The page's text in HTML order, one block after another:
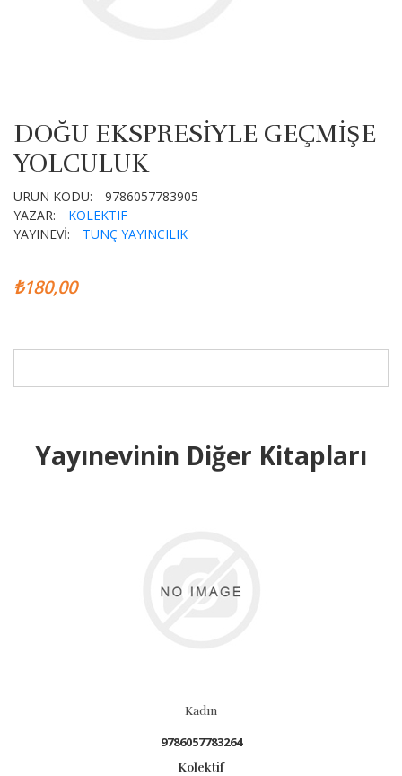
DOĞU EKSPRESİYLE GEÇMİŞE
YOLCULUK
ÜRÜN KODU:
9786057783905
YAZAR:
KOLEKTIF
YAYINEVİ:
TUNÇ YAYINCILIK
₺180,00
Yayınevinin Diğer Kitapları
Kadın
9786057783264
Kolektif